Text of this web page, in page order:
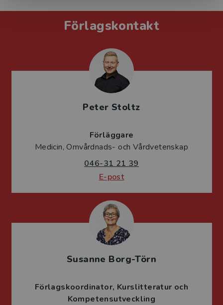
Förlagskontakt
Peter Stoltz
Förläggare
Medicin, Omvårdnads- och Vårdvetenskap
046-31 21 39
E-post
Susanne Borg-Törn
Förlagskoordinator Kurslitteratur och
Kompetensutveckling